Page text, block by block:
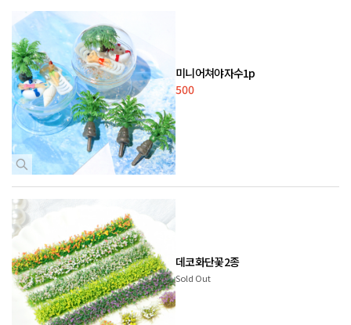
미니어쳐야자수1p
500
데코화단꽃2종
Sold Out